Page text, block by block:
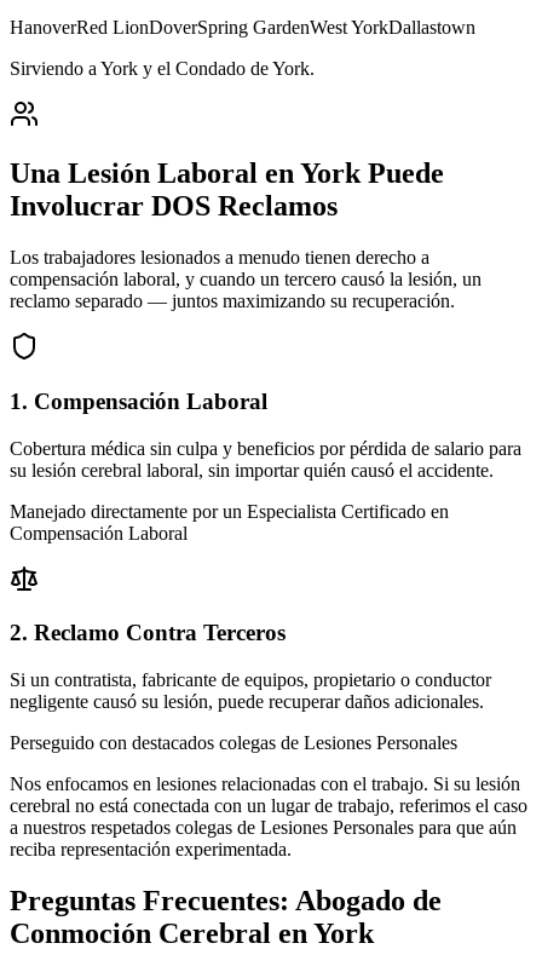
HanoverRed LionDoverSpring GardenWest YorkDallastown
Sirviendo a York y el Condado de York.
Una Lesión Laboral enYorkPuede
Involucrar DOS Reclamos
Los trabajadores lesionados a menudo tienen derecho a
compensación laboral, y cuando un tercero causó la lesión, un
reclamo separado — juntos maximizando su recuperación.
1. Compensación Laboral
Cobertura médica sin culpa y beneficios por pérdida de salario para
su lesión cerebral laboral, sin importar quién causó el accidente.
Manejado directamente por un Especialista Certificado en
Compensación Laboral
2. Reclamo Contra Terceros
Si un contratista, fabricante de equipos, propietario o conductor
negligente causó su lesión, puede recuperar daños adicionales.
Perseguido con destacados colegas de Lesiones Personales
Nos enfocamos en lesiones relacionadas con el trabajo. Si su lesión
cerebral no está conectada con un lugar de trabajo, referimos el caso
a nuestros respetados colegas de Lesiones Personales para que aún
reciba representación experimentada.
Preguntas Frecuentes: Abogado de
Conmoción Cerebral en York